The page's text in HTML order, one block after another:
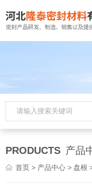
PRODUCTS 产品
首页 > 产品中心 > 盘根